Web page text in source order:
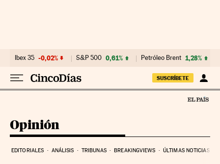
Ibex 35 -0,02% S&P 500 0,61% Petróleo Brent 1,28%
SUSCRÍBETE
Opinión
EDITORIALES ANÁLISIS TRIBUNAS BREAKINGVIEWS ÚLTIMAS NOTICIAS